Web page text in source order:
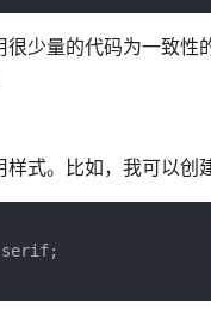
少量的代码为一致性
样式。比如，我可以